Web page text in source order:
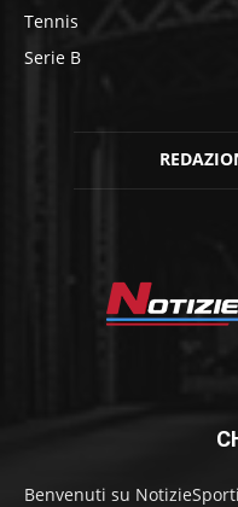
Tennis
Serie B
Benvenuti su